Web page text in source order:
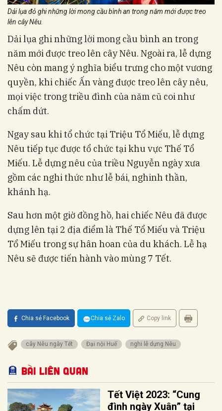
Dải lụa đỏ ghi những lời mong cầu bình an trong năm mới được treo
lên cây Nêu.
Dải lụa ghi những lời mong cầu bình an trong
năm mới được treo lên cây Nêu. Ngoài ra, lễ dựng
Nêu còn mang ý nghĩa biểu trưng cho một vương
quyền, khi chiếc Ấn vàng được treo lên cây nêu,
mọi việc trong triều đình của năm cũ coi như
chấm dứt.
Ngay sau khi tổ chức tại Triệu Tổ Miếu, lễ dựng
Nêu tiếp tục được tổ chức tại khu vực Thế Tổ
Miếu. Lễ dựng nêu của triều Nguyễn ngày xưa
gồm các nghi thức như lễ bái, nghinh thần,
khánh hạ.
Sau hơn một giờ đồng hồ, hai chiếc Nêu đã được
dựng lên tại 2 địa điểm là Thế Tổ Miếu và Triệu
Tổ Miếu trong sự hân hoan của du khách. Lễ hạ
Nêu sẽ được tiến hành vào mùng 7 Tết.
Chia sẻ Facebook Chia sẻ Zalo Copy link
cây Nêu ngày Tết Đại nội Huế nghi lễ dựng Nêu
Bài liên quan
Tết Việt 2023: “Cung
đình ngày Xuân” tại